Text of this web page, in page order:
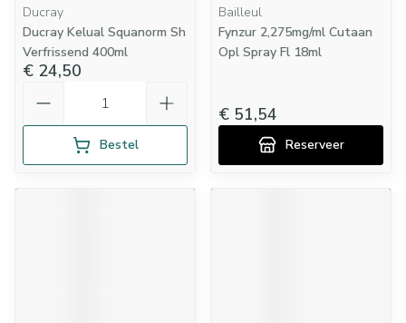
Ducray
Ducray Kelual Squanorm Sh
Verfrissend 400ml
€ 24,50
Bestel
Bailleul
Fynzur 2,275mg/ml Cutaan
Opl Spray Fl 18ml
€ 51,54
Reserveer